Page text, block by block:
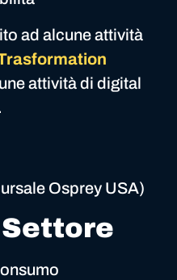
ad alcune attività
attività di digital
Osprey USA)
Settore